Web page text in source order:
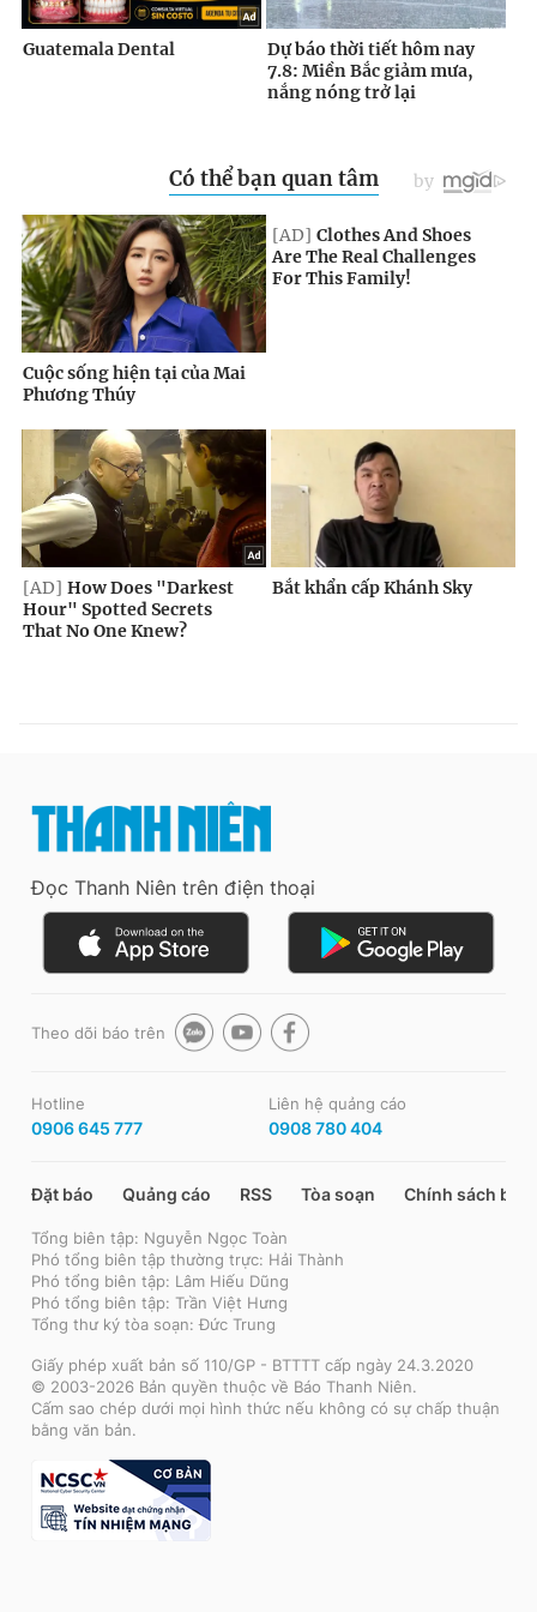
Đọc Thanh Niên trên điện thoại
Theo dõi báo trên
Hotline
0906 645 777
Liên hệ quảng cáo
0908 780 404
Đặt báo Quảng cáo RSS Tòa soạn Chính sách bảo
Tổng biên tập: Nguyễn Ngọc Toàn
Phó tổng biên tập thường trực: Hải Thành
Phó tổng biên tập: Lâm Hiếu Dũng
Phó tổng biên tập: Trần Việt Hưng
Tổng thư ký tòa soạn: Đức Trung
Giấy phép xuất bản số 110/GP - BTTTT cấp ngày 24.3.2020
© 2003-2026 Bản quyền thuộc về Báo Thanh Niên.
Cấm sao chép dưới mọi hình thức nếu không có sự chấp thuận
bằng văn bản.